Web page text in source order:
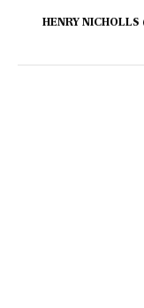
HENRY NICHOLLS